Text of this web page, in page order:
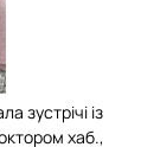
зустрічі із
хаб.,